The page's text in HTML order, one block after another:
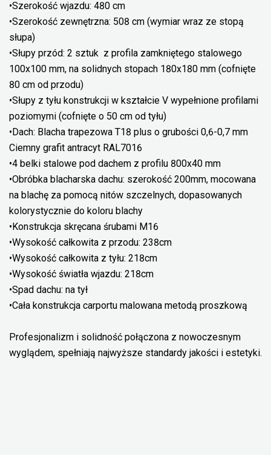
•Szerokość wjazdu: 480 cm
•Szerokość zewnętrzna: 508 cm (wymiar wraz ze stopą
słupa)
•Słupy przód: 2 sztuk z profila zamkniętego stalowego
100x100 mm, na solidnych stopach 180x180 mm (cofnięte
80 cm od przodu)
•Słupy z tyłu konstrukcji w kształcie V wypełnione profilami
poziomymi (cofnięte o 50 cm od tyłu)
•Dach: Blacha trapezowa T18 plus o grubości 0,6-0,7 mm
Ciemny grafit antracyt RAL7016
•4 belki stalowe pod dachem z profilu 800x40 mm
•Obróbka blacharska dachu: szerokość 200mm, mocowana
na blachę za pomocą nitów szczelnych, dopasowanych
kolorystycznie do koloru blachy
•Konstrukcja skręcana śrubami M16
•Wysokość całkowita z przodu: 238cm
•Wysokość całkowita z tyłu: 218cm
•Wysokość światła wjazdu: 218cm
•Spad dachu: na tył
•Cała konstrukcja carportu malowana metodą proszkową
Profesjonalizm i solidność połączona z nowoczesnym
wyglądem, spełniają najwyższe standardy jakości i estetyki.